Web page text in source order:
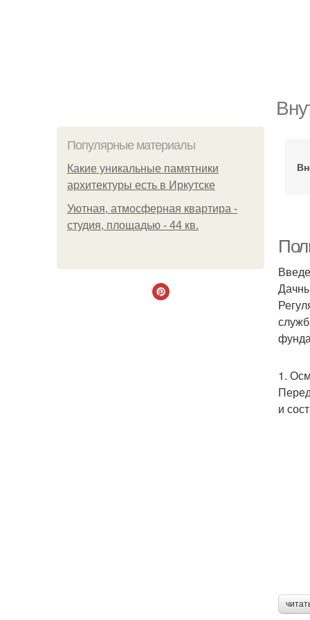
Популярные материалы
Какие уникальные памятники
архитектуры есть в Иркутске
Уютная, атмосферная квартира -
студия, площадью - 44 кв.
1.
и